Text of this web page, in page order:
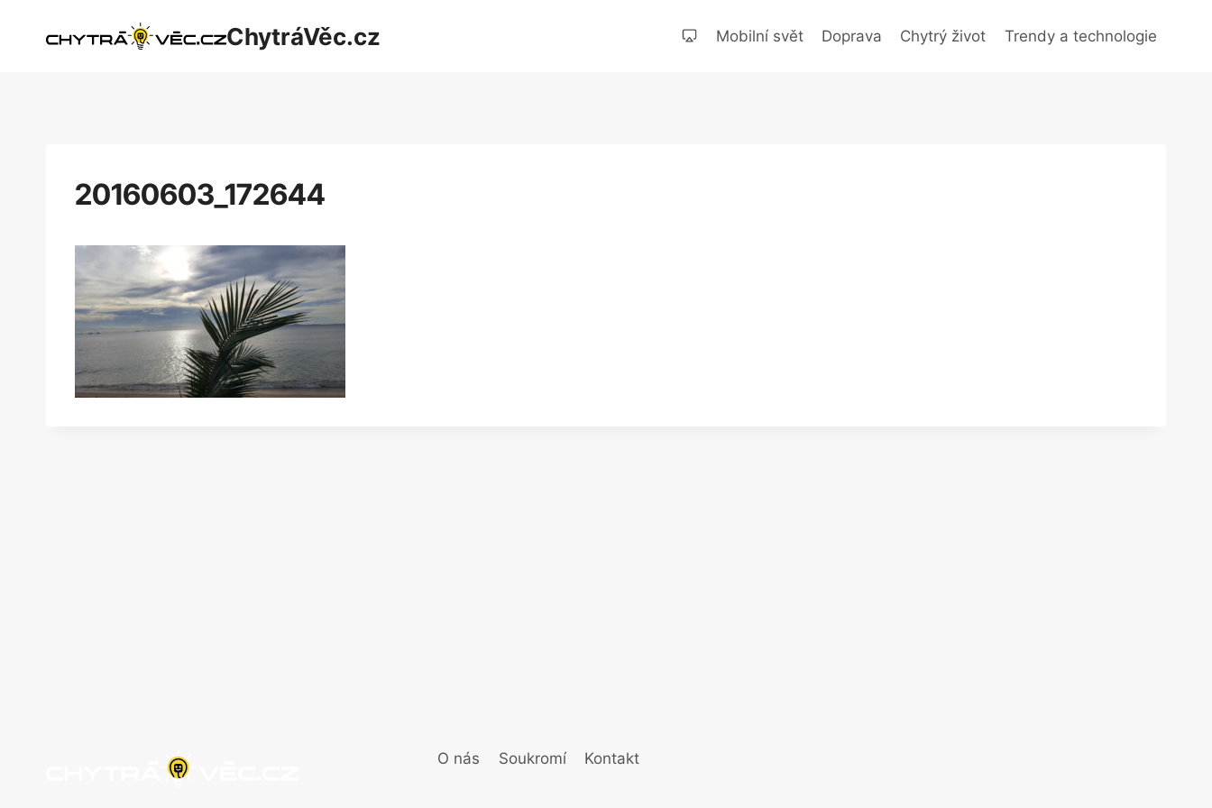
ChytráVěc.cz Mobilní svět Doprava Chytrý život Trendy a technologie
20160603_172644
O nás Soukromí Kontakt